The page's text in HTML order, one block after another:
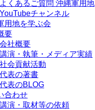
よくあるご質問 沖縄軍用地
YouTubeチャンネル
用地を学ぶ会
要
会社概要
講演・執筆・メディア実績
社会貢献活動
代表の著書
代表のBLOG
合わせ
講演・取材等の依頼